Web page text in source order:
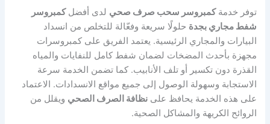
توفر خدمةكمبروسر سحب صرف صحي لدى أفضلكمبروسر
شفط مجاري بجدة حلولًا سريعة وفعّالة للتخلص من انسداد
البيارات والمجاري الرئيسية. يعتمد الفريق على كمبروسرات
مجهزة بأحدث المضخات لضمان شفط كامل للنفايات والمياه
القذرة دون تكسير أو تلف الأنابيب. كما تضمن الخدمة سرعة
الاستجابة وسهولة الوصول إلى جميع مواقع الانسدادات. الاعتماد
على هذه الخدمة يحافظ علىنظافة الصرف الصحي ويقلل من
الروائح الكريهة والمشاكل الصحية.